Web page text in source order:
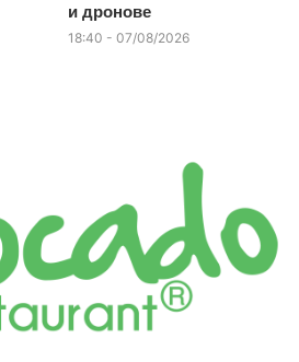
и дронове
18:40 - 07/08/2026